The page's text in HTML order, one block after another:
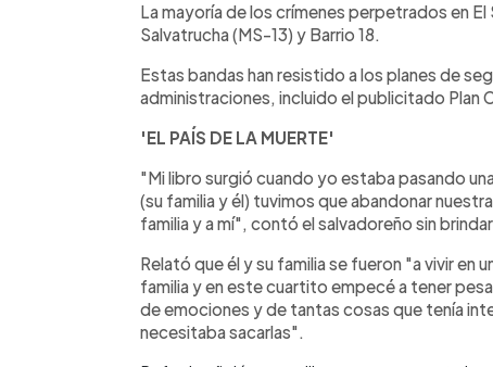
La mayoría de los crímenes perpetrados en
Salvatrucha (MS-13) y Barrio 18.
Estas bandas han resistido a los planes de
administraciones, incluido el publicitado Plan
'EL PAÍS DE LA MUERTE'
"Mi libro surgió cuando yo estaba pasando
(su familia y él) tuvimos que abandonar
familia y a mí", contó el salvadoreño sin
Relató que él y su familia se fueron "a vivir en
familia y en este cuartito empecé a tener
de emociones y de tantas cosas que tenía
necesitaba sacarlas".